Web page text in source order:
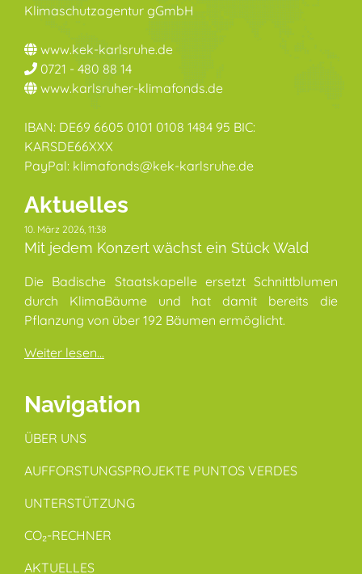
Klimaschutzagentur gGmbH
www.kek-karlsruhe.de
0721 - 480 88 14
www.karlsruher-klimafonds.de
IBAN: DE69 6605 0101 0108 1484 95 BIC:
KARSDE66XXX
PayPal: klimafonds@kek-karlsruhe.de
Aktuelles
10. März 2026, 11:38
Mit jedem Konzert wächst ein Stück Wald
Die Badische Staatskapelle ersetzt Schnittblumen
durch KlimaBäume und hat damit bereits die
Pflanzung von über 192 Bäumen ermöglicht.
Weiter lesen...
Navigation
ÜBER UNS
AUFFORSTUNGSPROJEKTE PUNTOS VERDES
UNTERSTÜTZUNG
CO₂-RECHNER
AKTUELLES